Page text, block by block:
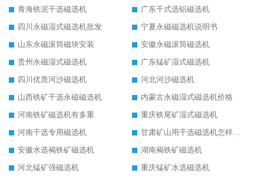
青海铁泥干选磁选机
广东干式选铝磁选机
四川永磁湿式磁选机批发
宁夏永磁磁选机说明书
山东永磁滚筒磁块安装
安徽永磁滚筒磁选机
贵州永磁湿式磁选机
广东锰矿湿式磁选机
四川优质河沙磁选机
河北河沙磁选机
山西铁矿干选永磁磁选机
内蒙古永磁湿式磁选机价格
河南铁矿磁选机有多重
重庆铁尾矿湿式磁选机
河南干选专用磁选机
甘肃矿山用干选磁选机怎样调磁
安徽水选褐铁矿磁选机
湖南褐铁矿磁选机
河北锰矿强磁选机
重庆锰矿水选磁选机